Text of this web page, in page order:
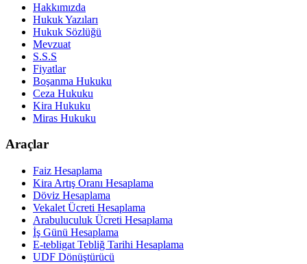
Hakkımızda
Hukuk Yazıları
Hukuk Sözlüğü
Mevzuat
S.S.S
Fiyatlar
Boşanma Hukuku
Ceza Hukuku
Kira Hukuku
Miras Hukuku
Araçlar
Faiz Hesaplama
Kira Artış Oranı Hesaplama
Döviz Hesaplama
Vekalet Ücreti Hesaplama
Arabuluculuk Ücreti Hesaplama
İş Günü Hesaplama
E-tebligat Tebliğ Tarihi Hesaplama
UDF Dönüştürücü